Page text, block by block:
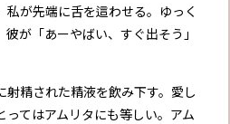
が先端に舌を這わせる。ゆっく
が「あーやばい、すぐ出そう」
射精された精液を飲み下す。愛し
てはアムリタにも等しい。アム